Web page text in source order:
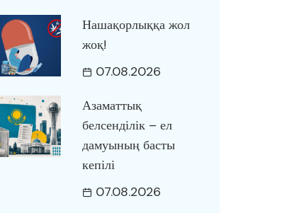
Нашақорлыққа жол
жоқ!
07.08.2026
Азаматтық
белсенділік – ел
дамуының басты
кепілі
07.08.2026